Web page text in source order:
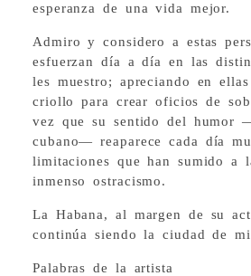
esperanza de una vida mejor.
Admiro y considero a estas
esfuerzan día a día en las
les muestro; apreciando en
criollo para crear oficios de
vez que su sentido del humor
cubano— reaparece cada día
limitaciones que han sumido a
inmenso ostracismo.
La Habana, al margen de su
continúa siendo la ciudad de
Palabras de la artista